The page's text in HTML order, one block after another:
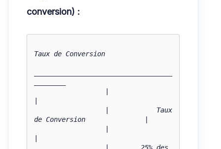
conversion) :
Taux de Conversion
de Conversion               |